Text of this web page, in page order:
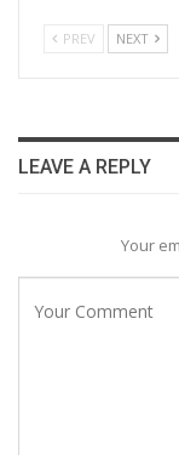
PREV NEXT
LEAVE A REPLY
Your